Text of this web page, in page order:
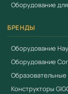
Оборудование
БРЕНДЫ
Оборудование
Оборудование
Конструкторы